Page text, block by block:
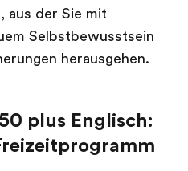
aus der Sie mit
Selbstbewusstsein
herausgehen.
plus Englisch: